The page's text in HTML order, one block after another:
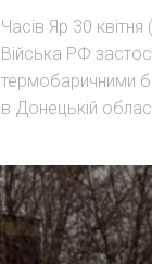
Часів Яр 30
Війська РФ
термобаричними
в Донецькій